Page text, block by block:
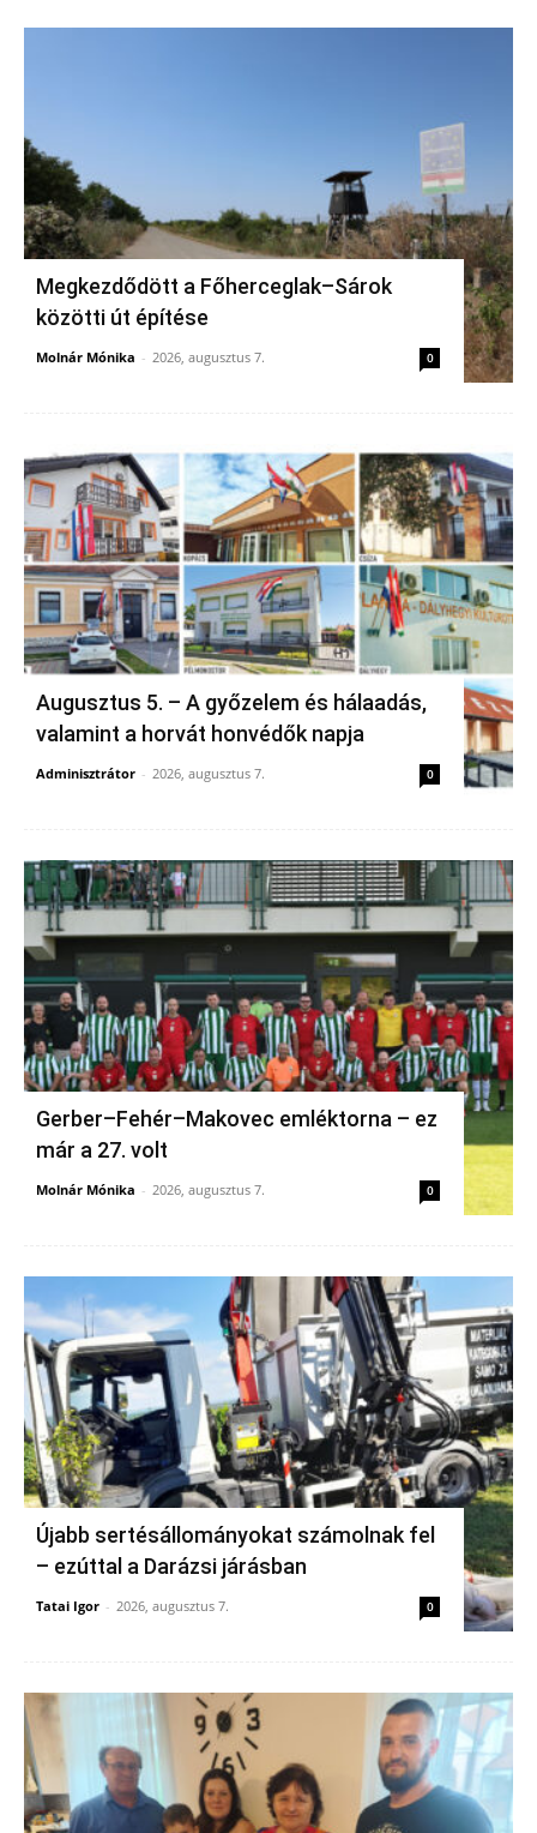
Megkezdődött a Főherceglak–Sárok
közötti út építése
Molnár Mónika - 2026, augusztus 7. 0
Augusztus 5. – A győzelem és hálaadás,
valamint a horvát honvédők napja
Adminisztrátor - 2026, augusztus 7. 0
Gerber–Fehér–Makovec emléktorna – ez
már a 27. volt
Molnár Mónika - 2026, augusztus 7. 0
Újabb sertésállományokat számolnak fel
– ezúttal a Darázsi járásban
Tatai Igor - 2026, augusztus 7. 0